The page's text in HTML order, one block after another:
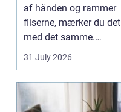
af hånden og rammer
fliserne, mærker du det
med det samme.
Skærmen splintrer...
31 July 2026